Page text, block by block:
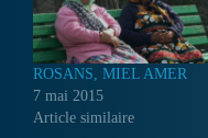
ROSANS, MIEL AMER
7 mai 2015
Article similaire